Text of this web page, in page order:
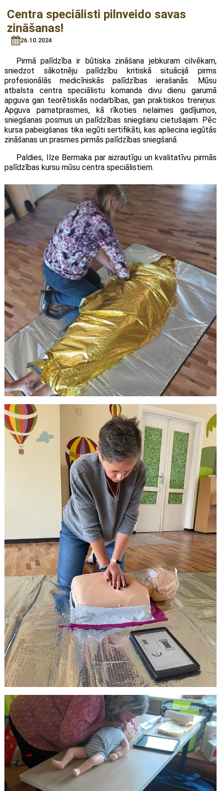
Centra speciālisti pilnveido savas
zināšanas!
26.10.2024
Pirmā palīdzība ir būtiska zināšana jebkuram cilvēkam,
sniedzot sākotnēju palīdzību kritiskā situācijā pirms
profesionālās medicīniskās palīdzības ierašanās. Mūsu
atbalsta centra speciālistu komanda divu dienu garumā
apguva gan teorētiskās nodarbības, gan praktiskos treniņus.
Apguva pamatprasmes, kā rīkoties nelaimes gadījumos,
sniegšanas posmus un palīdzības sniegšanu cietušajam. Pēc
kursa pabeigšanas tika iegūti sertifikāti, kas apliecina iegūtās
zināšanas un prasmes pirmās palīdzības sniegšanā.
Paldies, Ilze Bermaka par aizrautīgu un kvalitatīvu pirmās
palīdzības kursu mūsu centra speciālistiem.